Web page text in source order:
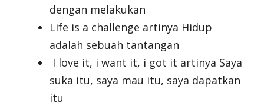
dengan melakukan
Life is a challenge artinya Hidup
adalah sebuah tantangan
I love it, i want it, i got it artinya Saya
suka itu, saya mau itu, saya dapatkan
itu